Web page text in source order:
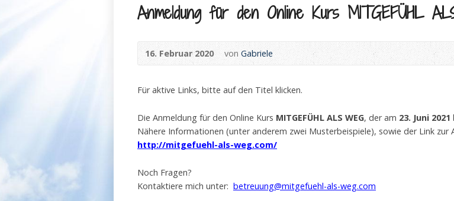
Anmeldung für den Online Kurs MITGEFÜHL
16. Februar 2020 von Gabriele
Für aktive Links, bitte auf den Titel klicken.
Die Anmeldung für den Online Kurs MITGEFÜHL ALS WEG, der am 23. Juni
Nähere Informationen (unter anderem zwei Musterbeispiele), sowie der Link
http://mitgefuehl-als-weg.com/
Noch Fragen?
Kontaktiere mich unter: betreuung@mitgefuehl-als-weg.com